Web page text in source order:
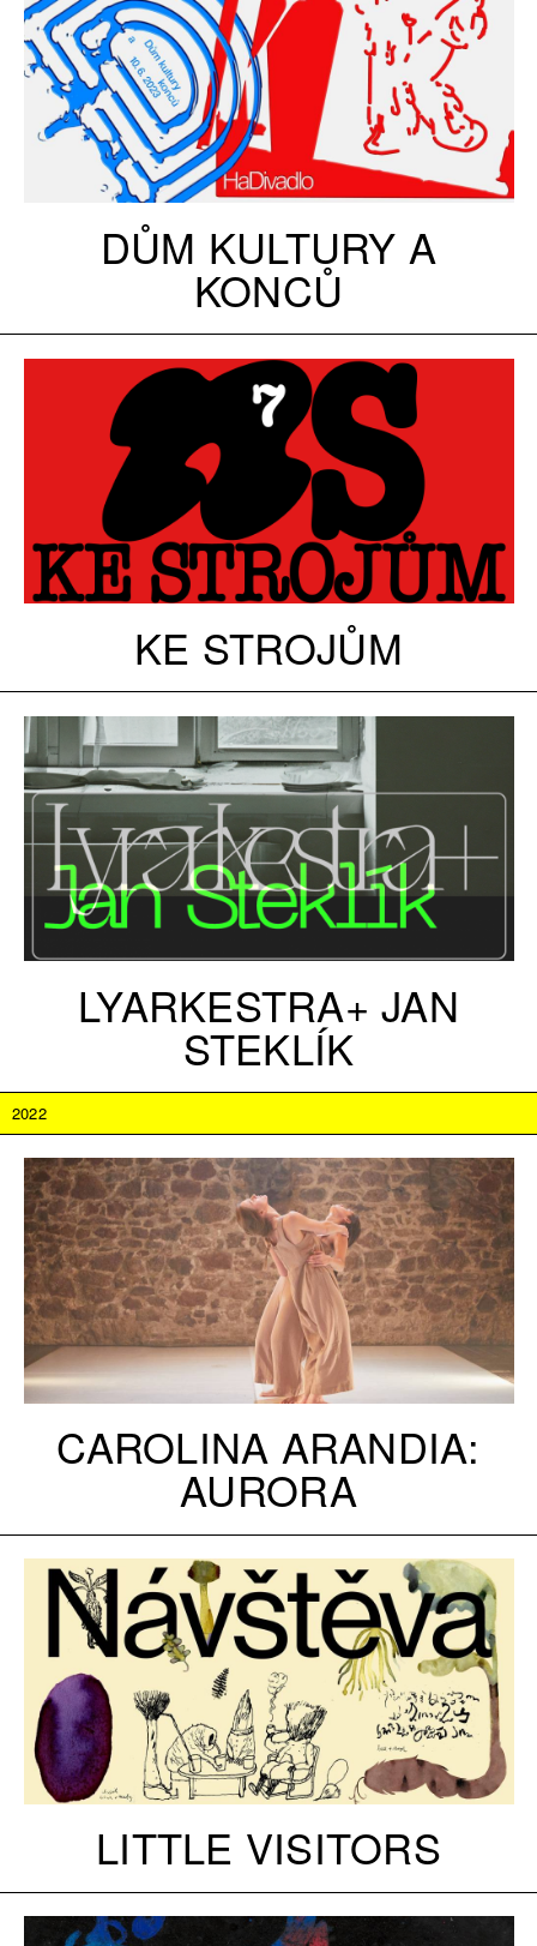
DŮM KULTURY A
KONCŮ
KE STROJŮM
LYARKESTRA+ JAN
STEKLÍK
2022
CAROLINA ARANDIA:
AURORA
LITTLE VISITORS